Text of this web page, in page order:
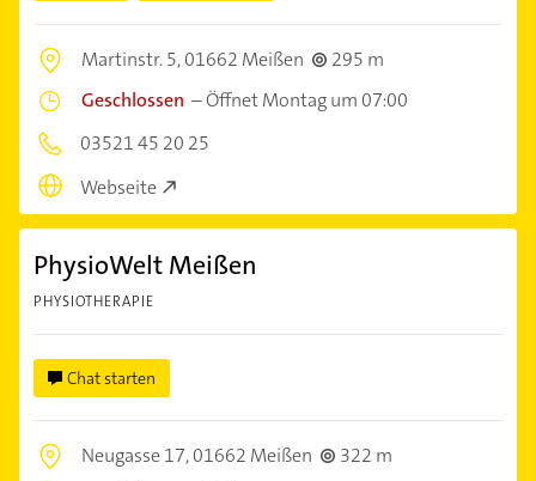
Martinstr. 5,01662 Meißen
295 m
Geschlossen –Öffnet Montag um 07:00
03521 45 20 25
Webseite
PhysioWelt Meißen
PHYSIOTHERAPIE
Chat starten
Neugasse 17,01662 Meißen
322 m